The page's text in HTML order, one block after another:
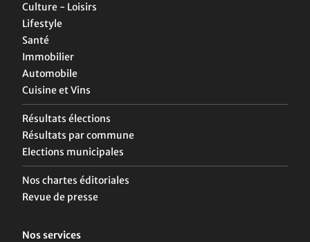
Culture - Loisirs
Lifestyle
Santé
Immobilier
Automobile
Cuisine et Vins
Résultats élections
Résultats par commune
Elections municipales
Nos chartes éditoriales
Revue de presse
Nos services